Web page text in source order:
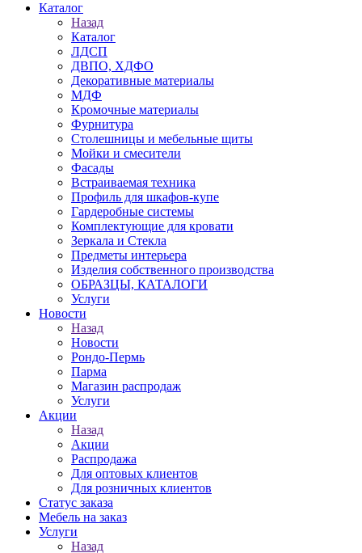
Каталог
Назад
Каталог
ЛДСП
ДВПО, ХДФО
Декоративные материалы
МДФ
Кромочные материалы
Фурнитура
Столешницы и мебельные щиты
Мойки и смесители
Фасады
Встраиваемая техника
Профиль для шкафов-купе
Гардеробные системы
Комплектующие для кровати
Зеркала и Стекла
Предметы интерьера
Изделия собственного производства
ОБРАЗЦЫ, КАТАЛОГИ
Услуги
Новости
Назад
Новости
Рондо-Пермь
Парма
Магазин распродаж
Услуги
Акции
Назад
Акции
Распродажа
Для оптовых клиентов
Для розничных клиентов
Статус заказа
Мебель на заказ
Услуги
Назад